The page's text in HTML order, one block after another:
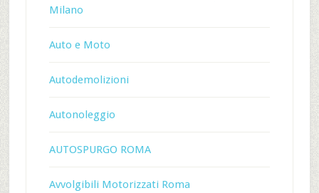
Milano
Auto e Moto
Autodemolizioni
Autonoleggio
AUTOSPURGO ROMA
Avvolgibili Motorizzati Roma